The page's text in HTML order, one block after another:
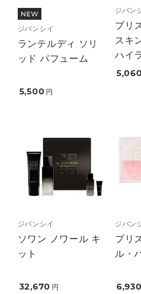
ジバンシイ
ランテルディ ソリ
ッド パフューム
5,500 円
ジバン
プリ
スキ
ハイ
5,060
ジバンシイ
ソワン ノワール キ
ット
32,670 円
ジバン
プリ
ル・
6,930